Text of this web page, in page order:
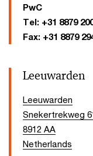
PwC
Tel: +31 8879
Fax: +31 8879
Leeuwarden
Leeuwarden
Snekertrekweg
8912 AA
Netherlands